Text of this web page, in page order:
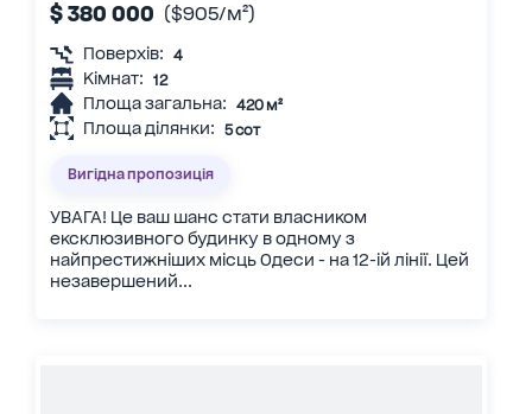
$ 380 000 ($905/м²)
Поверхів: 4
Кімнат: 12
Площа загальна: 420 м²
Площа ділянки: 5 сот
Вигідна пропозиція
УВАГА! Це ваш шанс стати власником
ексклюзивного будинку в одному з
найпрестижніших місць Одеси - на 12-ій лінії. Цей
незавершений...